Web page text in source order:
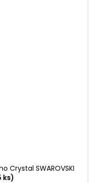
Crystal SWAROVSKI
ks)